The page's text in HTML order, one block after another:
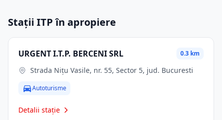
Stații ITP în apropiere
URGENT I.T.P. BERCENI SRL 0.3 km
Strada Nițu Vasile, nr. 55, Sector 5, jud. Bucuresti
Autoturisme
Detalii stație